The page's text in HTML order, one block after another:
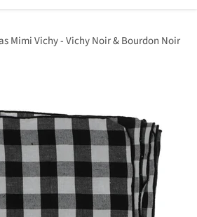
Mimi Vichy - Vichy Noir & Bourdon Noir